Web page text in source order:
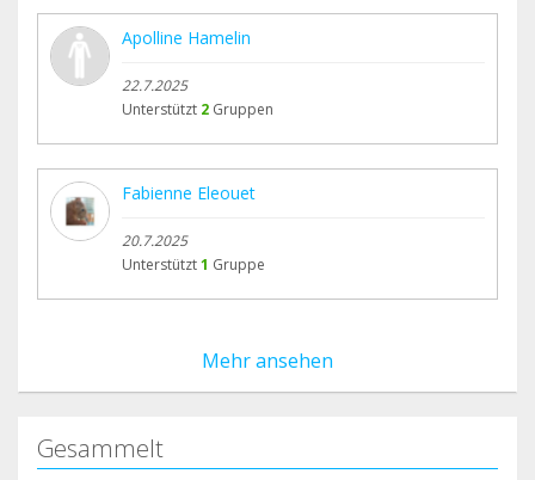
Apolline Hamelin
22.7.2025
Unterstützt 2 Gruppen
Fabienne Eleouet
20.7.2025
Unterstützt1 Gruppe
Mehr ansehen
Gesammelt